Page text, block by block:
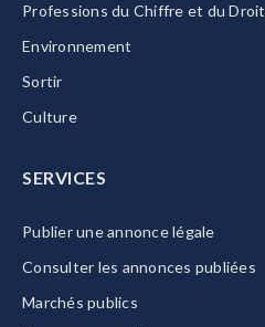
Professions du Chiffre et du Droit
Environnement
Sortir
Culture
SERVICES
Publier une annonce légale
Consulter les annonces publiées
Marchés publics